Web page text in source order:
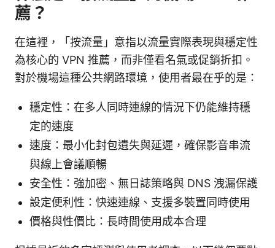
薦？
在這裡，「按流量」意指以流量實際表現與穩定性
為核心的 VPN 推薦，而非僅看名氣或促銷折扣。
對於機場這種公共網路環境，使用者最在乎的是：
穩定性：在多人同時連線的情況下仍能維持穩
定的速度
速度：最小化封包遺失與延遲，確保影音串流
與線上會議順暢
安全性：強加密、無日誌策略與 DNS 洩漏保護
設定便利性：快速連線、支援多裝置同時使用
價格與性價比：長時間使用成本合理